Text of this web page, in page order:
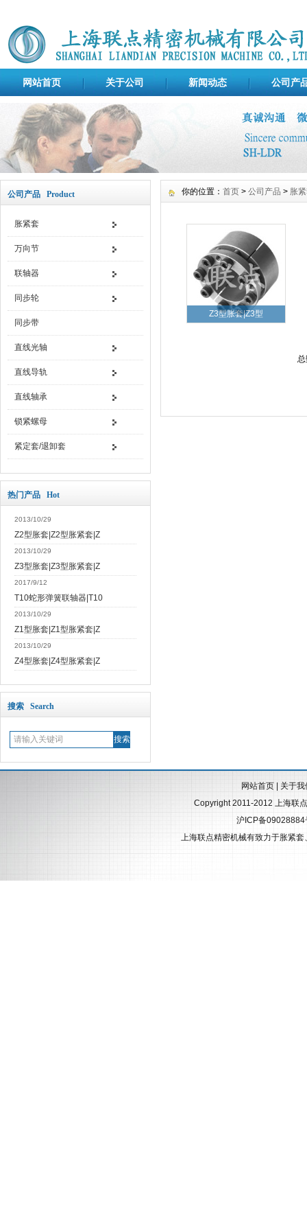
网站首页 关于公司 新闻动态 公司产
公司产品 Product
胀紧套
万向节
联轴器
同步轮
同步带
直线光轴
直线导轨
直线轴承
锁紧螺母
紧定套/退卸套
热门产品 Hot
2013/10/29
Z2型胀套|Z2型胀紧套|Z
2013/10/29
Z3型胀套|Z3型胀紧套|Z
2017/9/12
T10蛇形弹簧联轴器|T10
2013/10/29
Z1型胀套|Z1型胀紧套|Z
2013/10/29
Z4型胀套|Z4型胀紧套|Z
搜索 Search
你的位置： 首页 > 公司产品 > 胀
Z3型胀套|Z3型
网站首页
关于我
Copyright 2011-2012 上海联
沪ICP备09028884
上海联点精密机械有致力于胀紧套